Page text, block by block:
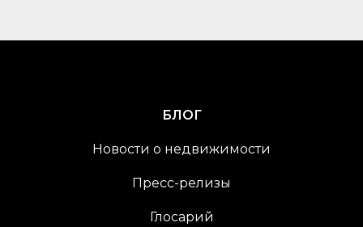
БЛОГ
Новости о недвижимости
Пресс-релизы
Глосарий